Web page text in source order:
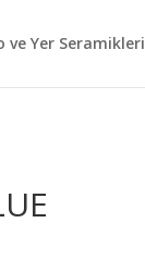
ve Yer Seramikleri